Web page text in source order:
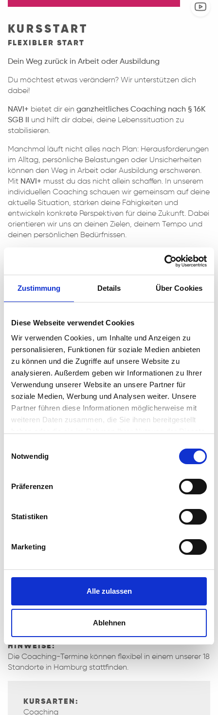
Zustimmung Details Über Cookies
Diese Webseite verwendet Cookies
Wir verwenden Cookies, um Inhalte und Anzeigen zu
personalisieren, Funktionen für soziale Medien anbieten
zu können und die Zugriffe auf unsere Website zu
analysieren. Außerdem geben wir Informationen zu Ihrer
Verwendung unserer Website an unsere Partner für
soziale Medien, Werbung und Analysen weiter. Unsere
Partner führen diese Informationen möglicherweise mit
weiteren Daten zusammen, die Sie ihnen bereitgestellt
Notwendig
Präferenzen
Statistiken
Marketing
Alle zulassen
Ablehnen
KURSSTART
FLEXIBLER START
Dein Weg zurück in Arbeit oder Ausbildung
Du möchtest etwas verändern? Wir unterstützen dich
dabei!
NAVI+ bietet dir ein ganzheitliches Coaching nach § 16K
SGB II und hilft dir dabei, deine Lebenssituation zu
stabilisieren.
Manchmal läuft nicht alles nach Plan: Herausforderungen
im Alltag, persönliche Belastungen oder Unsicherheiten
können den Weg in Arbeit oder Ausbildung erschweren.
Mit NAVI+ musst du das nicht allein schaffen. In unserem
individuellen Coaching schauen wir gemeinsam auf deine
aktuelle Situation, stärken deine Fähigkeiten und
entwickeln konkrete Perspektiven für deine Zukunft. Dabei
orientieren wir uns an deinen Zielen, deinem Tempo und
deinen persönlichen Bedürfnissen.
Schritt für Schritt findest du mit uns deinen Weg in Arbeit,
Gemeinsam arbeiten wir daran, deine Lebenssituation zu
stabilisieren und neue Perspektiven zu entwickeln.
LERNINHALTE:
Du erhälst ein personliches Coaching – individuell auf
dich abgestimmt!
Wir klären gemeinsam deine aktuelle Situation.
Wir planen deine nächsten Schritte.
Wir unterstützen dich bei persönlichen Anliegen.
Wir begleiten dich zu Terminen und bei Anträgen.
Wir unterstutzen dich beim Einstieg in Arbeit oder
ZIELGRUPPE & ZUGANGSVORAUSSETZUNGEN:
dich unsicher fühlst
Hilfe vor oder während einer Maßnahme benötigst
HINWEISE:
Die Coaching-Termine können flexibel in einem unserer 18
Standorte in Hamburg stattfinden.
KURSARTEN:
Coaching